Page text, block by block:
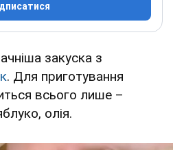
закуска з
. Для приготування
всього лише –
олія.